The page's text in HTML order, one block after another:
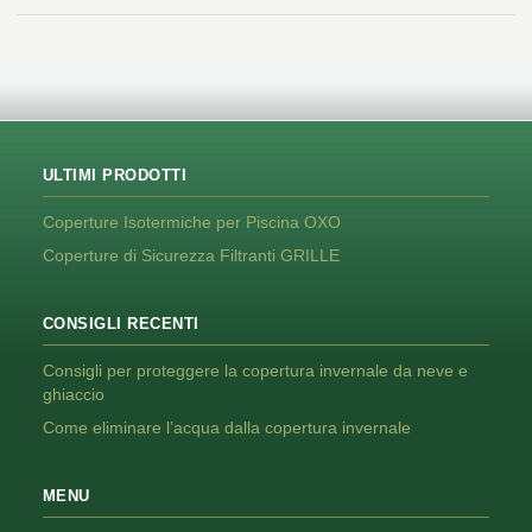
ULTIMI PRODOTTI
Coperture Isotermiche per Piscina OXO
Coperture di Sicurezza Filtranti GRILLE
CONSIGLI RECENTI
Consigli per proteggere la copertura invernale da neve e
ghiaccio
Come eliminare l’acqua dalla copertura invernale
MENU